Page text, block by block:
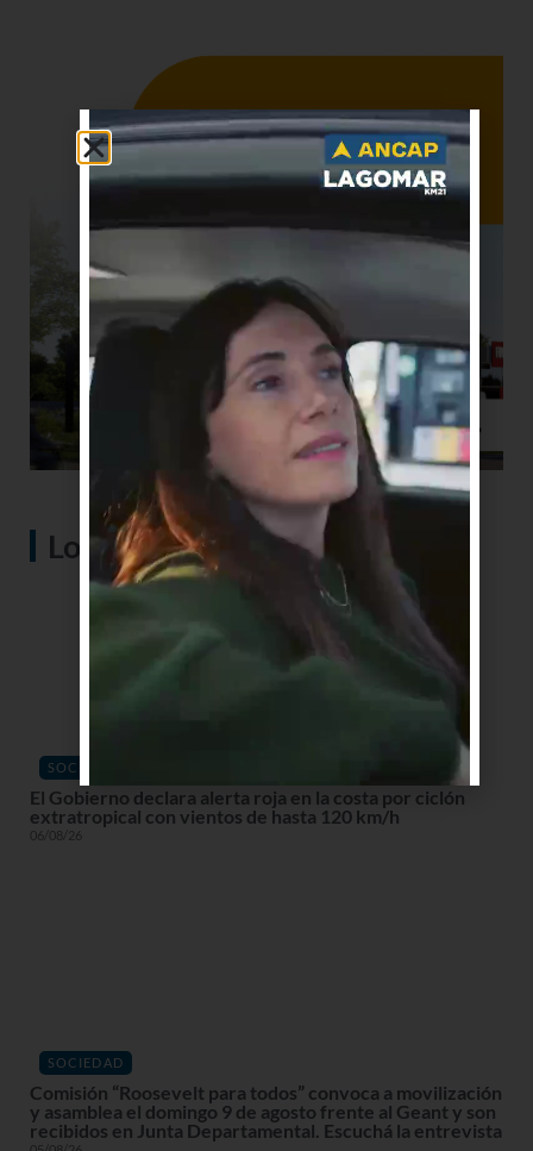
Lo más visto
SOCIEDAD
El Gobierno declara alerta roja en la costa por ciclón
extratropical con vientos de hasta 120 km/h
06/08/26
SOCIEDAD
Comisión “Roosevelt para todos” convoca a movilización
y asamblea el domingo 9 de agosto frente al Geant y son
recibidos en Junta Departamental. Escuchá la entrevista